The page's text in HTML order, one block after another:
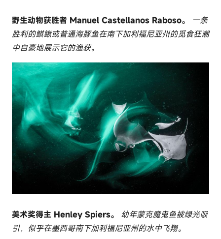
野生动物获胜者 Manuel Castellanos Raboso。
一条
胜利的鲯鳅或普通海豚鱼在南下加利福尼亚州的觅食狂潮
中自豪地展示它的渔获。
美术奖得主 Henley Spiers。
幼年蒙克魔鬼鱼被绿光吸
引，似乎在墨西哥南下加利福尼亚州的水中飞翔。